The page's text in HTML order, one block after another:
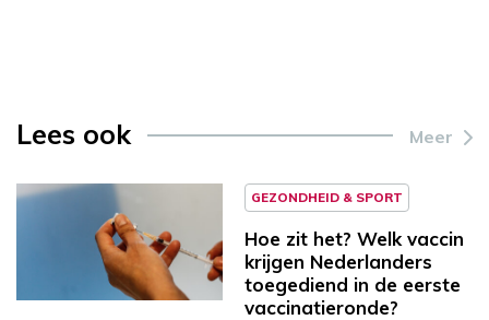
Lees ook Meer
GEZONDHEID & SPORT
Hoe zit het? Welk vaccin
krijgen Nederlanders
toegediend in de eerste
vaccinatieronde?